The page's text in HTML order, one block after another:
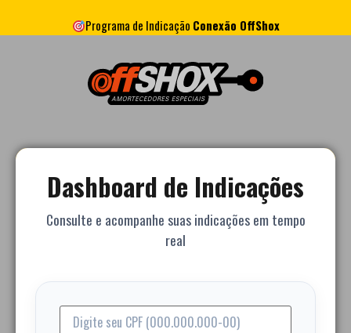
Programa de Indicação Conexão OffShox
Dashboard de Indicações
Consulte e acompanhe suas indicações em tempo
real